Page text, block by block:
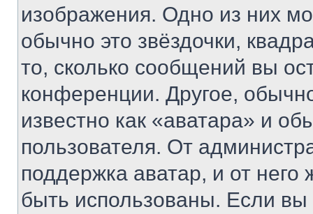
изображения. Одно из них
обычно это звёздочки,
то, сколько сообщений вы
конференции. Другое,
известно как «аватара» и
пользователя. От
поддержка аватар, и от него
быть использованы. Если